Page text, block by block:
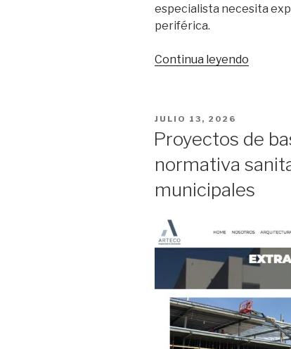
especialista necesita
periférica.
Continua leyendo
campo
visual
y
hacerlo
en
POSTED
ON
JULIO 13, 2026
Proyectos de
normativa
municipales